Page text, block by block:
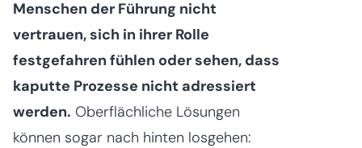
Menschen der Führung nicht
vertrauen, sich in ihrer Rolle
festgefahren fühlen oder sehen, dass
kaputte Prozesse nicht adressiert
werden. Oberflächliche Lösungen
können sogar nach hinten losgehen: